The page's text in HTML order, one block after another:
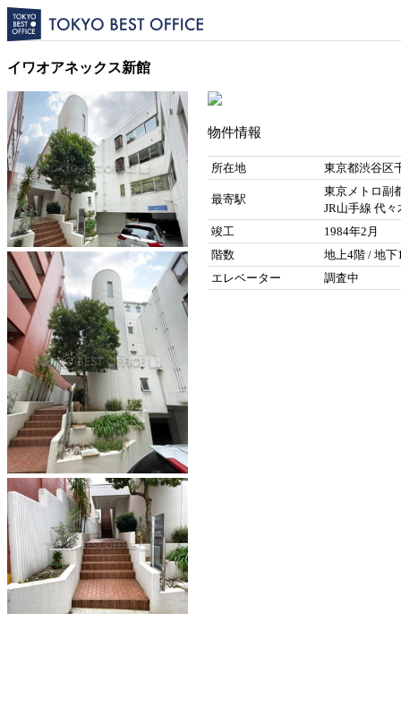
イワオアネックス新館
物件情報
所在地 東京都渋谷区
最寄駅
東京メトロ副
JR山手線 代々
竣工
1984年2月
階数
地上4階 / 地下
エレベーター
調査中